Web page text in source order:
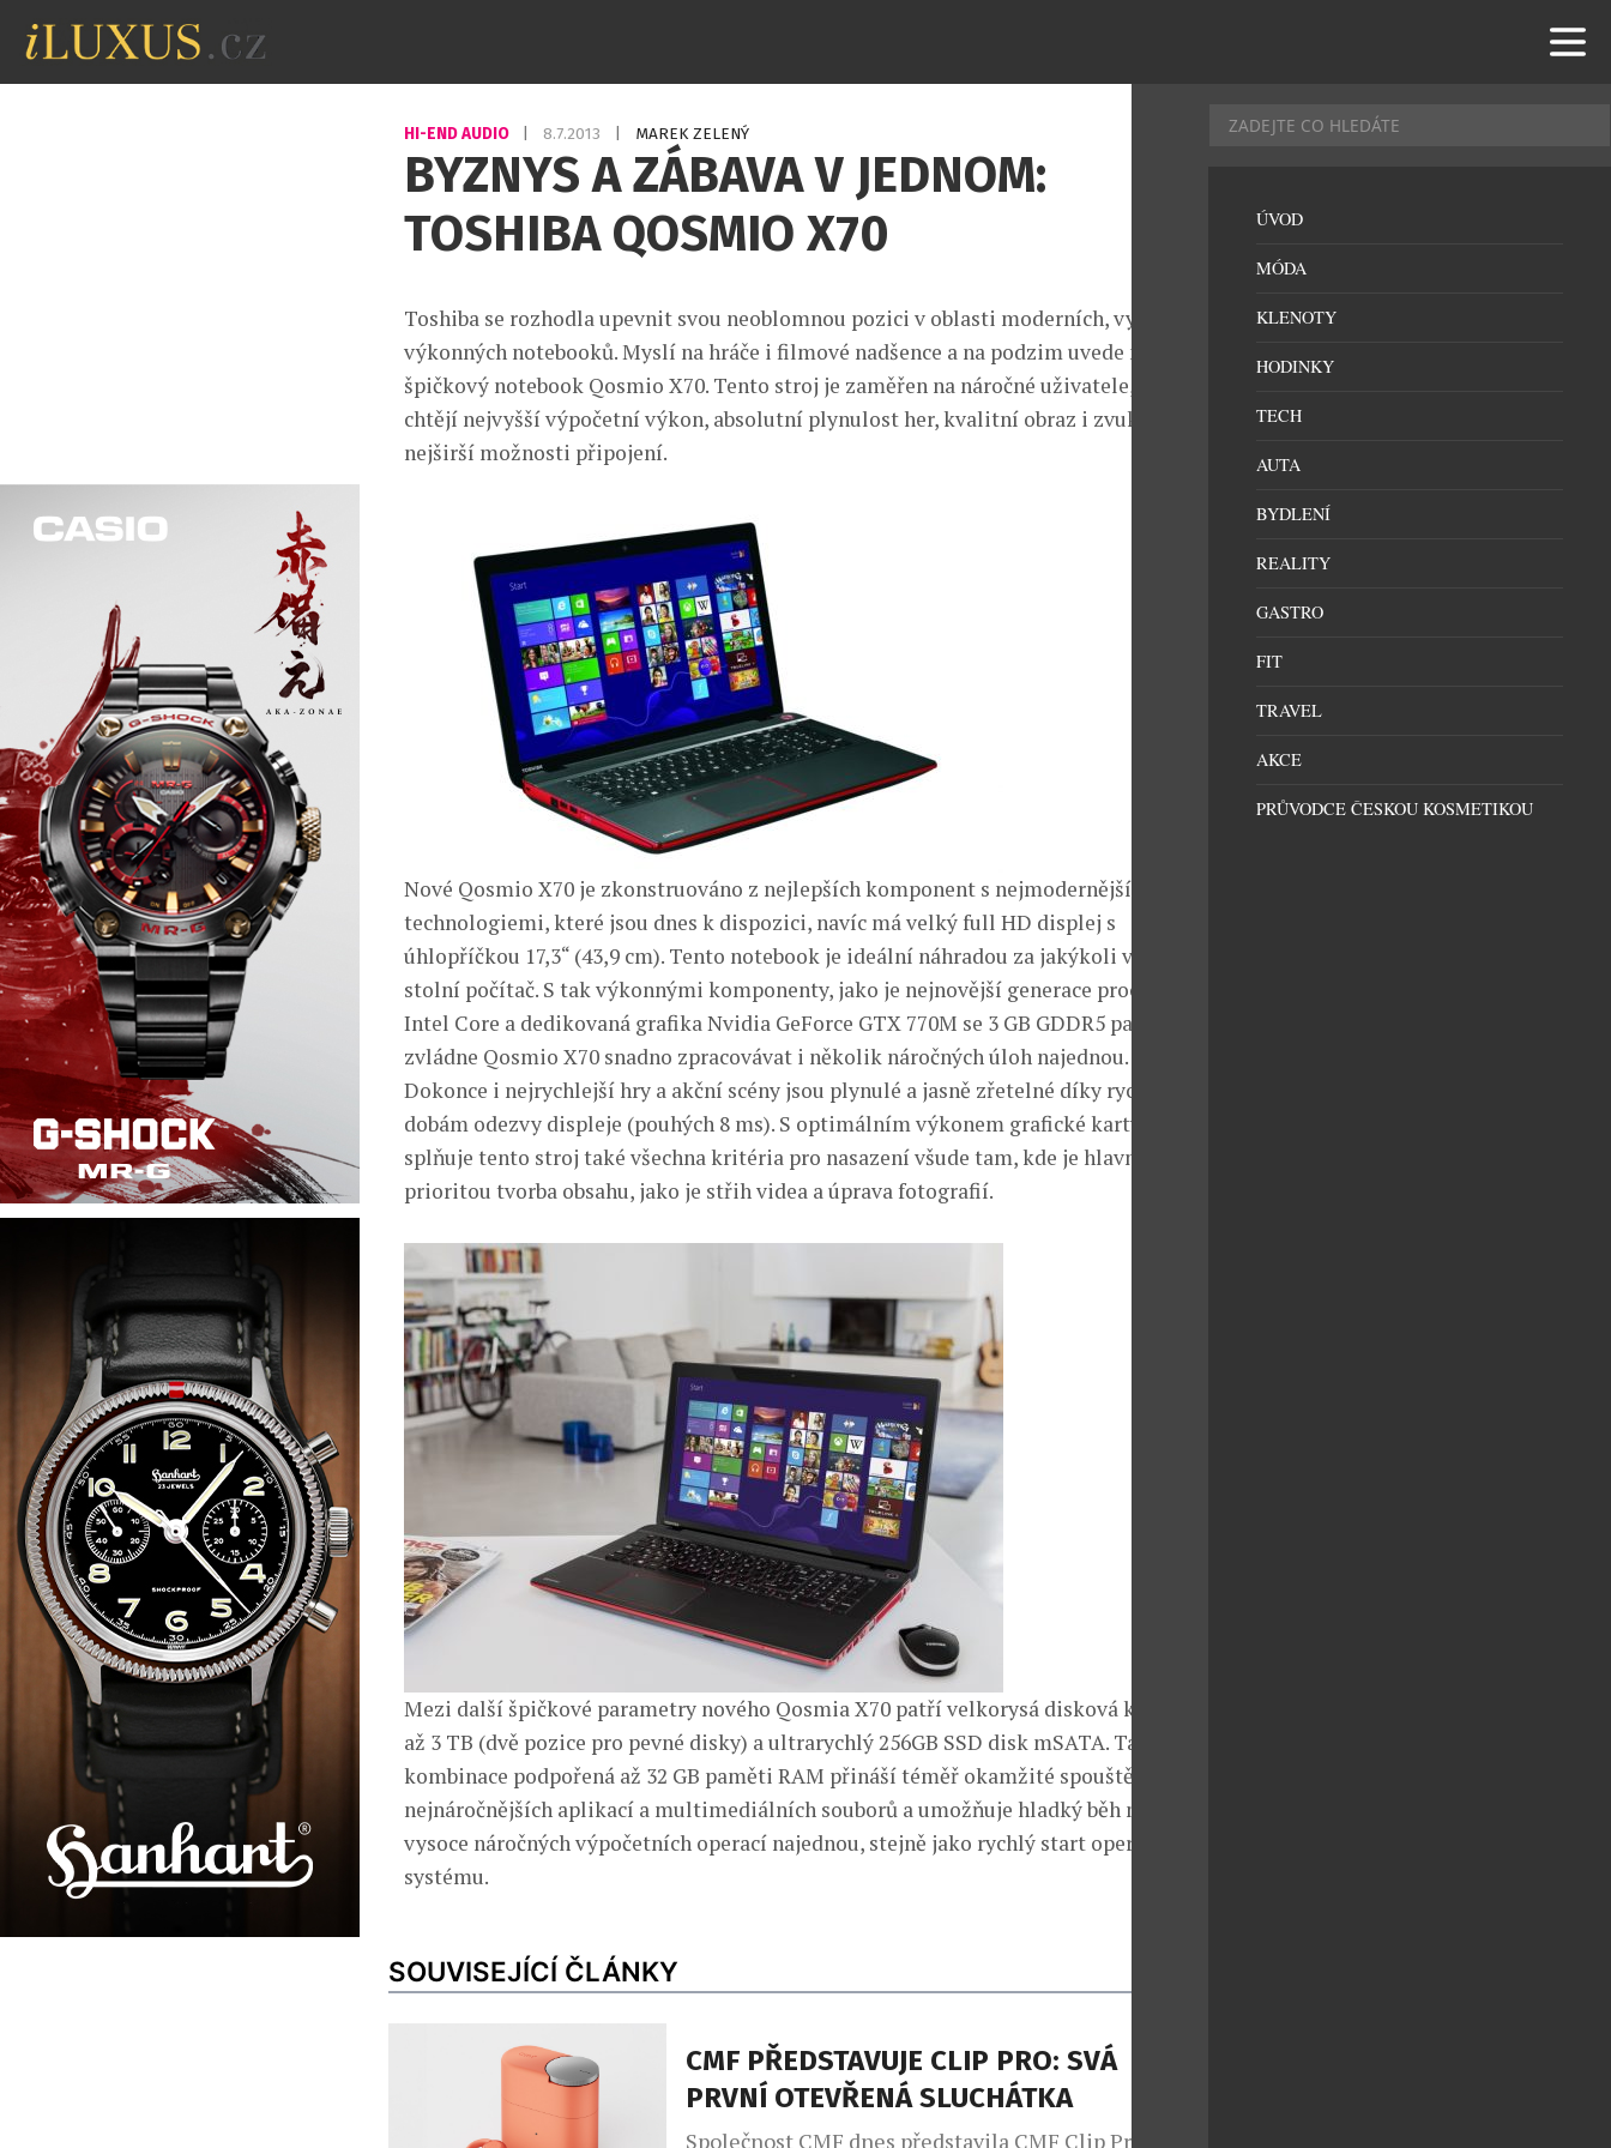
HI-END AUDIO 8.7.2013 MAREK ZELENÝ
BYZNYS A ZÁBAVA V JEDNOM:
TOSHIBA QOSMIO X70
Toshiba se rozhodla upevnit svou neoblomnou pozici v oblasti moderních, vysoce
výkonných notebooků. Myslí na hráče i filmové nadšence a na podzim uvede nový
špičkový notebook Qosmio X70. Tento stroj je zaměřen na náročné uživatele, kteří
chtějí nejvyšší výpočetní výkon, absolutní plynulost her, kvalitní obraz i zvuk a co
nejširší možnosti připojení.
Nové Qosmio X70 je zkonstruováno z nejlepších komponent s nejmodernějšími
technologiemi, které jsou dnes k dispozici, navíc má velký full HD displej s
úhlopříčkou 17,3“ (43,9 cm). Tento notebook je ideální náhradou za jakýkoli výkonný
stolní počítač. S tak výkonnými komponenty, jako je nejnovější generace procesorů
Intel Core a dedikovaná grafika Nvidia GeForce GTX 770M se 3 GB GDDR5 paměti,
zvládne Qosmio X70 snadno zpracovávat i několik náročných úloh najednou.
Dokonce i nejrychlejší hry a akční scény jsou plynulé a jasně zřetelné díky rychlým
dobám odezvy displeje (pouhých 8 ms). S optimálním výkonem grafické karty
splňuje tento stroj také všechna kritéria pro nasazení všude tam, kde je hlavní
prioritou tvorba obsahu, jako je střih videa a úprava fotografií.
Mezi další špičkové parametry nového Qosmia X70 patří velkorysá disková kapacita
až 3 TB (dvě pozice pro pevné disky) a ultrarychlý 256GB SSD disk mSATA. Tato
kombinace podpořená až 32 GB paměti RAM přináší téměř okamžité spouštění i
nejnáročnějších aplikací a multimediálních souborů a umožňuje hladký běh mnoha
vysoce náročných výpočetních operací najednou, stejně jako rychlý start operačního
systému.
SOUVISEJÍCÍ ČLÁNKY
CMF PŘEDSTAVUJE CLIP PRO: SVÁ
PRVNÍ OTEVŘENÁ SLUCHÁTKA
Společnost CMF dnes představila CMF Clip Pro – svá
ÚVOD
MÓDA
KLENOTY
HODINKY
TECH
AUTA
BYDLENÍ
REALITY
GASTRO
FIT
TRAVEL
AKCE
PRŮVODCE ČESKOU KOSMETIKOU